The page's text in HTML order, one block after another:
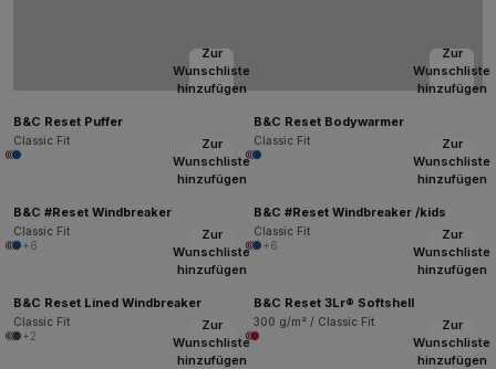
Zur
Wunschliste
hinzufügen
B&C Reset Puffer
Classic Fit
Zur
Wunschliste
hinzufügen
B&C Reset Bodywarmer
Classic Fit
Zur
Wunschliste
hinzufügen
B&C #Reset Windbreaker
Classic Fit
+6
Zur
Wunschliste
hinzufügen
B&C #Reset Windbreaker /kids
Classic Fit
+6
Zur
Wunschliste
hinzufügen
B&C Reset Lined Windbreaker
Classic Fit
+2
Zur
Wunschliste
hinzufügen
B&C Reset 3Lr® Softshell
300 g/m² / Classic Fit
Zur
Wunschliste
hinzufügen
Zur
Wunschliste
hinzufügen